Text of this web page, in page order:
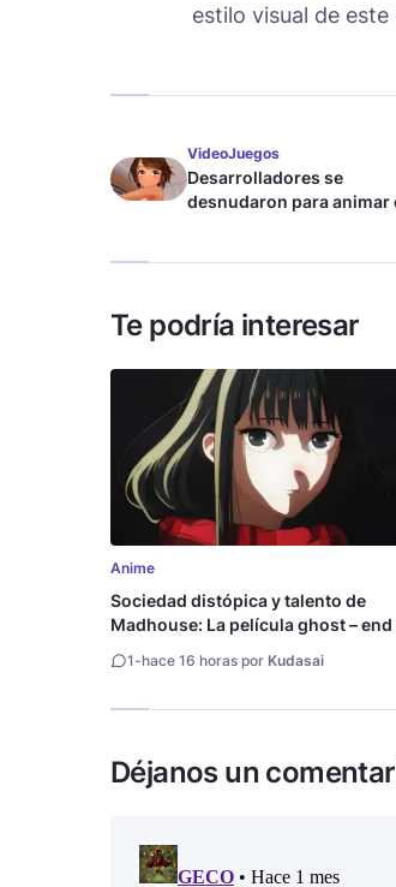
estilo visual de este
VideoJuegos
Desarrolladores se
desnudaron para animar
Te podría interesar
Anime
Sociedad distópica y talento de
Madhouse: La película ghost –
1-hace 16 horas por Kudasai
Déjanos un